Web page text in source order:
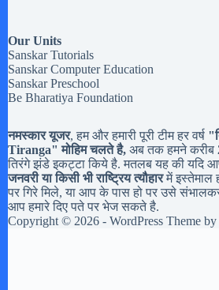
Our Units
Sanskar Tutorials
Sanskar Computer Education
Sanskar Preschool
Be Bharatiya Foundation
नमस्कार यूजर, हम और हमारी पूरी टीम हर वर्ष
Tiranga" मोहिम चलते है, अब तक हमने करीब
तिरंगे झंडे इकट्टा किये है. मतलब यह की यदि
जनवरी या किसी भी राष्ट्रिय त्यौहारमें इस्तेमाल
पर गिरे मिले, या आप के पास हो पर उसे
आप हमारे दिए पते पर भेज सकते है.
Copyright © 2026 - WordPress Theme by